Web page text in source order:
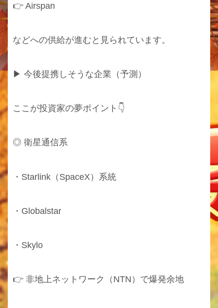
👉 Airspan
などへの供給が進むと見られています。
▶ 今後提携しそうな企業（予測）
ここが投資家の夢ポイント👇
◎ 衛星通信系
・Starlink（SpaceX）系統
・Globalstar
・Skylo
👉 非地上ネットワーク（NTN）で爆発余地